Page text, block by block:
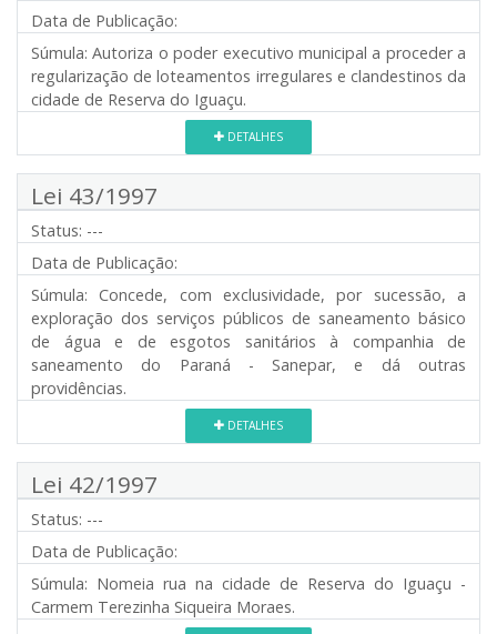
Data de Publicação:
Súmula: Autoriza o poder executivo municipal a proceder a
regularização de loteamentos irregulares e clandestinos da
cidade de Reserva do Iguaçu.
DETALHES
Lei 43/1997
Status: ---
Data de Publicação:
Súmula: Concede, com exclusividade, por sucessão, a
exploração dos serviços públicos de saneamento básico
de água e de esgotos sanitários à companhia de
saneamento do Paraná - Sanepar, e dá outras
providências.
DETALHES
Lei 42/1997
Status: ---
Data de Publicação:
Súmula: Nomeia rua na cidade de Reserva do Iguaçu -
Carmem Terezinha Siqueira Moraes.